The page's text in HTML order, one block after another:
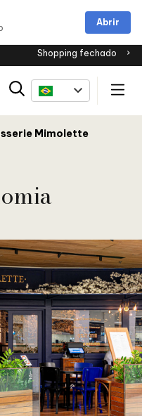
Shopping fechado
Mimolette
Abrir